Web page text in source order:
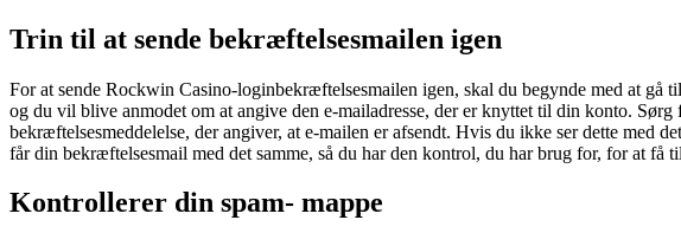
Trin til at sende bekræftelsesmailen igen
For at sende Rockwin Casino-loginbekræftelsesmailen igen, skal du begynde med at
og du vil blive anmodet om at angive den e-mailadresse, der er knyttet til din konto.
bekræftelsesmeddelelse, der angiver, at e-mailen er afsendt. Hvis du ikke ser dette med
får din bekræftelsesmail med det samme, så du har den kontrol, du har brug for, for at få
Kontrollerer din spam- mappe